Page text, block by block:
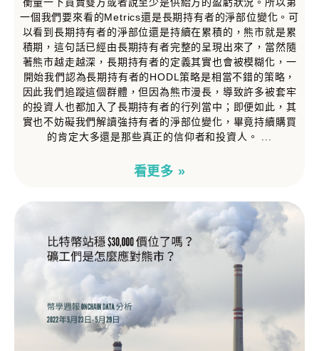
一個我們要來看的Metrics還是長期持有者的淨部位變化。可
以看到長期持有者的淨部位還是持續在累積的，熊市就是累
積期，這句話已經由長期持有者完整的呈現出來了，當然隨
著熊市越走越深，長期持有者的定義其實也會被模糊化，一
開始我們認為長期持有者的HODL策略是相當不錯的策略，
因此我們追蹤這個群體，但因為熊市漫長，導致許多被套牢
的投資人也都加入了長期持有者的行列當中；即便如此，其
實也不妨礙我們解讀強持有者的淨部位變化，畢竟持續購買
的肯定大多還是那些真正的信仰者和投資人。
看更多 »